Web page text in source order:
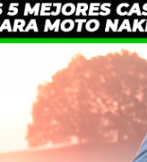
Integrales
Del
Mercado